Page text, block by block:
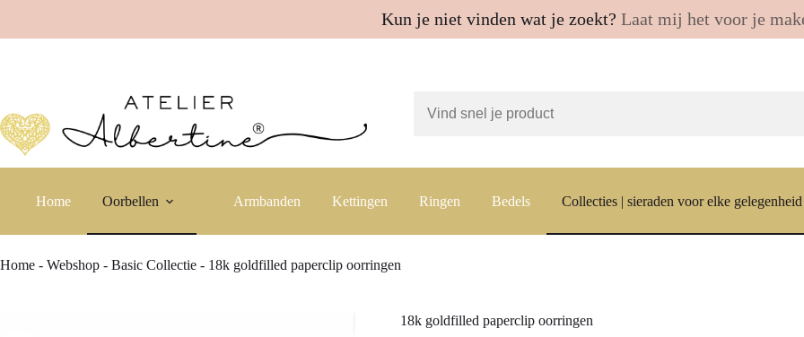
Kun je niet vinden wat je zoekt? Laat mij het voor je
inhoud
Home Oorbellen Armbanden Kettingen Ringen Bedels Collecties | sieraden voor elke gelegenheid
Home - Webshop - Basic Collectie - 18k goldfilled paperclip oorringen
18k goldfilled paperclip oorringen